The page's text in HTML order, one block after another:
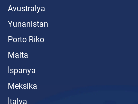
Avustralya
Yunanistan
Porto Riko
Malta
İspanya
Meksika
İtalya